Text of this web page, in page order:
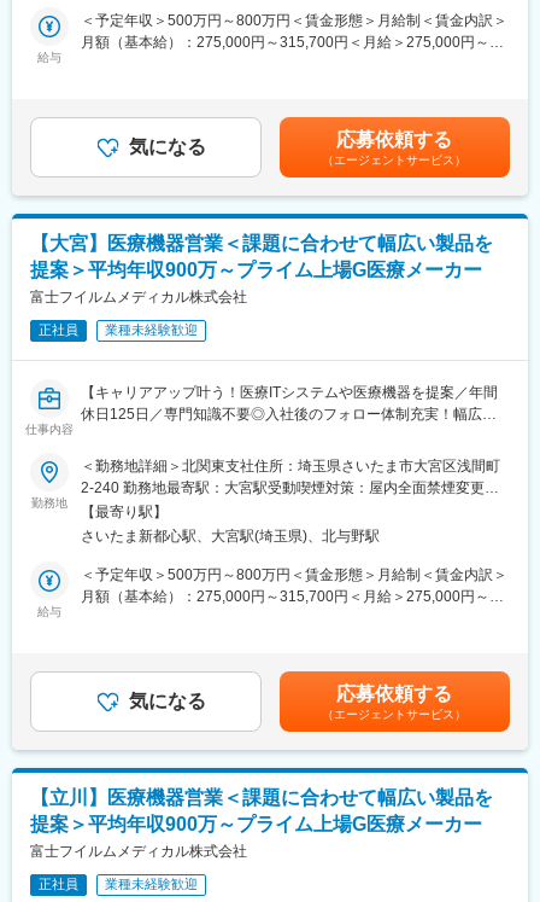
係構築・調整力が重要になります。
・超音波診断装置
・医療用/動物用医療関連製品 など
※富士フイルムメディカルが扱う製品群を中心に提案
■入社後の教育体制：
・医療業界に関する知識、医療機器業界に関する知識、商品知識
等は入社後の研修やOJT、勉強会等の用意があります。
・製品に実際に触れて学ぶことのできる小田原研修センターも保
有しております。
す。
将来的なキャリアパスも幅広く検討。営業職から専門職・企画
職・管理職など様々なキャリアパスがあります。
変更の範囲：会社の定める業務
本ポジションは、アカウントセールスとして、医療機関が抱える
課題を丁寧にヒアリングし、最適な商材・ソリューションを提案
◎顧客：大規模病院、中小規模のクリニック
※既存顧客を中心としたルートセールスが基本です。
★入社後、担当エリアを決定。エリア内の医療施設への営業活動
をお任せします。
◎業務スタイル：
・顧客からの様々な問い合わせ、製品相談からデモ調整
・見積作成
・導入スケジュール調整 など
★商材ごとの専任セールスやフィールドサービスエンジニア、導
せる「コーディネーター」としても活躍します。「製品を広く理
解し、社内の専門人材を適切に巻き込み提案を前に進める役割」
が求められます。
★ネットワーク関連製品などの高額商材は、受注までに半年～1年
係構築・調整力が重要になります。
・超音波診断装置
・医療用/動物用医療関連製品 など
※富士フイルムメディカルが扱う製品群を中心に提案
■入社後の教育体制：
・医療業界に関する知識、医療機器業界に関する知識、商品知識
等は入社後の研修やOJT、勉強会等の用意があります。
・製品に実際に触れて学ぶことのできる小田原研修センターも保
有しております。
給与
＜予定年収＞500万円～800万円＜賃金形態＞月給制＜賃金内訳＞
月額（基本給）：275,000円～315,700円＜月給＞275,000円～
万円(入社8年・経験11年、手当含)：月給37万円賃金はあくまでも
目安の金額であり、選考を通じて上下する可能性があります。月
給(月額)は固定手当を含めた表記です。
気になる 応募依頼する
（エージェントサービス）
【大宮】医療機器営業＜課題に合わせて幅広い製品を
提案＞平均年収900万～プライム上場G医療メーカー
富士フイルムメディカル株式会社
正社員 業種未経験歓迎
仕事内容
【キャリアアップ叶う！医療ITシステムや医療機器を提案／年間
休日125日／専門知識不要◎入社後のフォロー体制充実！幅広い
■職務内容：
富士フイルムの医療ITシステムを中心に、放射線・内視鏡・超音
波診断装置や体外検査機器など、様々な医療機器の販売・提案を
お任せします。
本ポジションは、アカウントセールスとして、医療機関が抱える
課題を丁寧にヒアリングし、最適な商材・ソリューションを提案
◎顧客：大規模病院、中小規模のクリニック
※既存顧客を中心としたルートセールスが基本です。
★入社後、担当エリアを決定。エリア内の医療施設への営業活動
をお任せします。
◎業務スタイル：
・顧客からの様々な問い合わせ、製品相談からデモ調整
勤務地
＜勤務地詳細＞北関東支社住所：埼玉県さいたま市大宮区浅間町
2-240 勤務地最寄駅：大宮駅受動喫煙対策：屋内全面禁煙変更の
範囲：会社の定める事業所（リモートワーク含む）
【最寄り駅】
さいたま新都心駅、大宮駅(埼玉県)、北与野駅
給与
＜予定年収＞500万円～800万円＜賃金形態＞月給制＜賃金内訳＞
月額（基本給）：275,000円～315,700円＜月給＞275,000円～
万円(入社8年・経験11年、手当含)：月給37万円賃金はあくまでも
目安の金額であり、選考を通じて上下する可能性があります。月
給(月額)は固定手当を含めた表記です。
気になる 応募依頼する
（エージェントサービス）
【立川】医療機器営業＜課題に合わせて幅広い製品を
提案＞平均年収900万～プライム上場G医療メーカー
富士フイルムメディカル株式会社
正社員 業種未経験歓迎